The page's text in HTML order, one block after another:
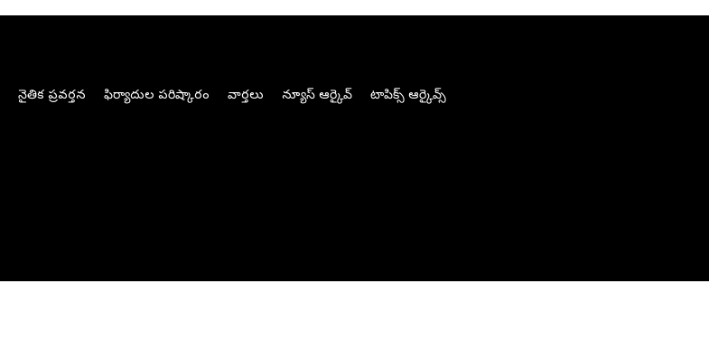
నైతిక ప్రవర్తన ఫిర్యాదుల పరిష్కారం వార్తలు న్యూస్ ఆర్కైవ్ టాపిక్స్ ఆర్కైవ్స్